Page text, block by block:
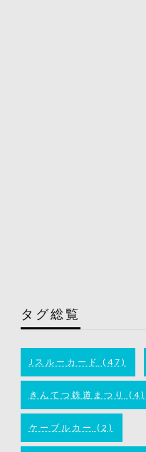
タグ総覧
Jスルーカード (47)
きんてつ鉄道まつり (4)
ケーブルカー (2)